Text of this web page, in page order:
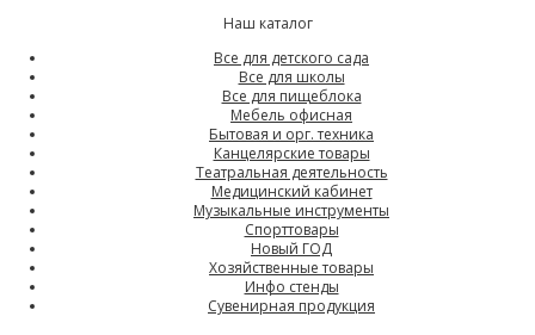
Наш каталог
Все для детского сада
Все для школы
Все для пищеблока
Мебель офисная
Бытовая и орг. техника
Канцелярские товары
Театральная деятельность
Медицинский кабинет
Музыкальные инструменты
Спорттовары
Новый ГОД
Хозяйственные товары
Инфо стенды
Сувенирная продукция